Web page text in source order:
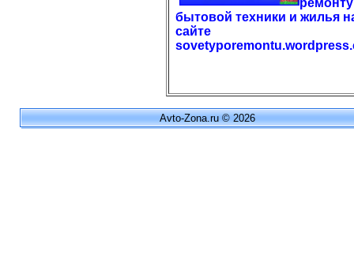
бытовой техники и жилья
сайте
Avto-Zona.ru © 2026